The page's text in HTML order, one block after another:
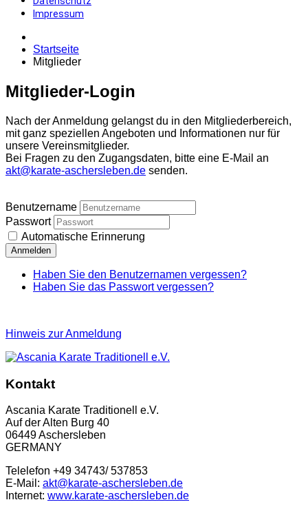
Impressum
Startseite
Mitglieder
Mitglieder-Login
Nach der Anmeldung gelangst du in den Mitgliederbereich,
mit ganz speziellen Angeboten und Informationen nur für
unsere Vereinsmitglieder.
Bei Fragen zu den Zugangsdaten, bitte eine E-Mail an
akt@karate-aschersleben.de senden.
Benutzername
Passwort
Automatische Erinnerung
Anmelden
Haben Sie den Benutzernamen vergessen?
Haben Sie das Passwort vergessen?
Hinweis zur Anmeldung
Kontakt
Ascania Karate Traditionell e.V.
Auf der Alten Burg 40
06449 Aschersleben
GERMANY
Telelefon +49 34743/ 537853
E-Mail: akt@karate-aschersleben.de
Internet: www.karate-aschersleben.de